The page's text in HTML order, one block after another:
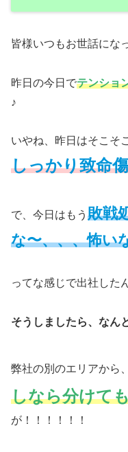
皆様いつもお世話にな
昨日の今日でテンショ
♪
いやね、昨日はそこそ
しっかり致命傷
で、今日はもう 敗戦
な〜、、、怖い
ってな感じで出社した
そうしましたら、なん
弊社の別のエリアから、
しなら分けて
が！！！！！！